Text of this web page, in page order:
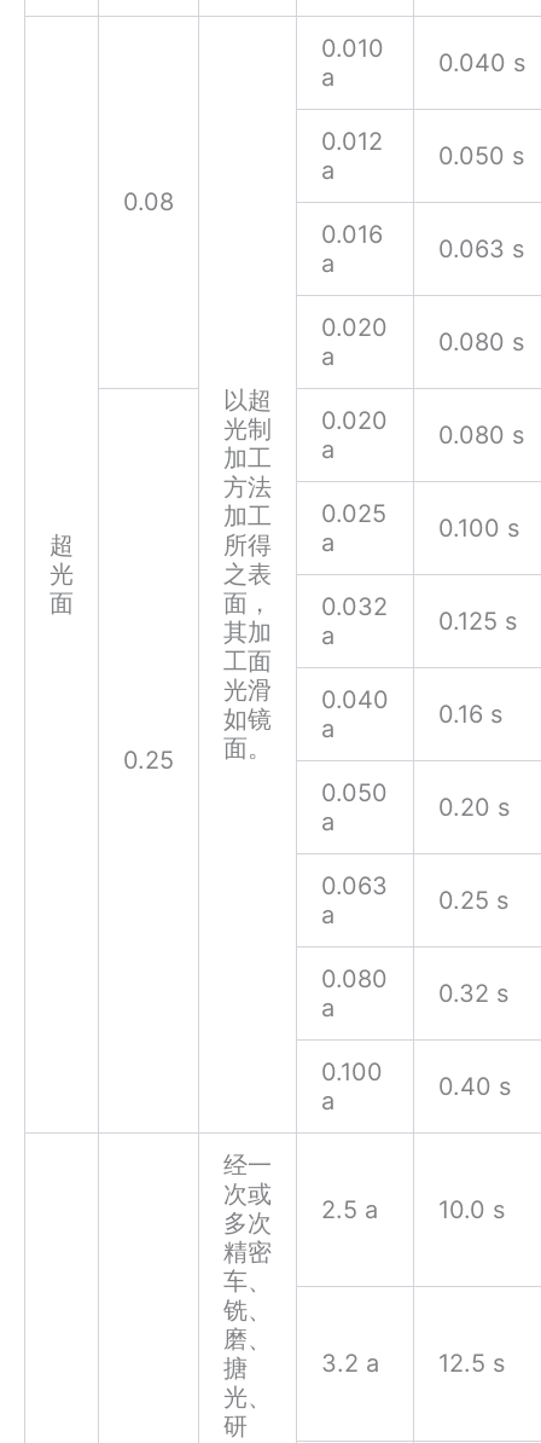
超
光
面
0.08
以超
光制
加工
方法
加工
所得
之表
面，
其加
工面
光滑
如镜
面。
0.010
a
0.040 s
0.012
a
0.050 s
0.016
a
0.063 s
0.020
a
0.080 s
0.25
0.020
a
0.080 s
0.025
a
0.100 s
0.032
a
0.125 s
0.040
a
0.16 s
0.050
a
0.20 s
0.063
a
0.25 s
0.080
a
0.32 s
0.100
a
0.40 s
经一
次或
多次
精密
车、
铣、
磨、
搪
光、
研
2.5 a 10.0 s
3.2 a 12.5 s